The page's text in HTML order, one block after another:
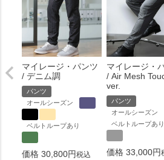
マイレージ・パンツ
/ デニム調
パンツ
オールシーズン
ベルトループあり
価格 30,800 税込
マイレージ・
/ Air Mesh
ver.
パンツ
オールシーズン
ベルトループあり
価格 33,000